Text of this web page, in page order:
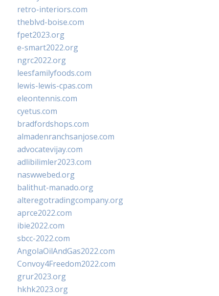
retro-interiors.com
theblvd-boise.com
fpet2023.org
e-smart2022.org
ngrc2022.org
leesfamilyfoods.com
lewis-lewis-cpas.com
eleontennis.com
cyetus.com
bradfordshops.com
almadenranchsanjose.com
advocatevijay.com
adlibilimler2023.com
naswwebed.org
balithut-manado.org
alteregotradingcompany.org
aprce2022.com
ibie2022.com
sbcc-2022.com
AngolaOilAndGas2022.com
Convoy4Freedom2022.com
grur2023.org
hkhk2023.org